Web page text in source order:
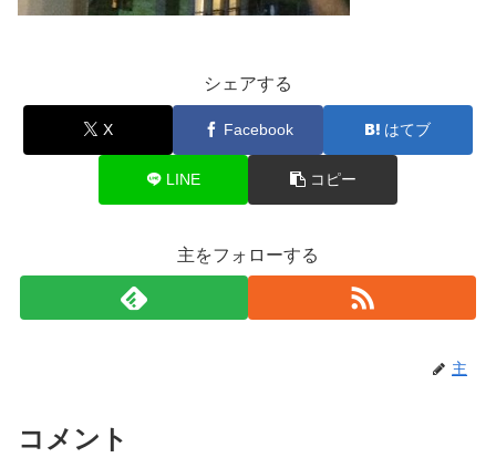
シェアする
X Facebook はてブ
LINE コピー
主をフォローする
主
コメント